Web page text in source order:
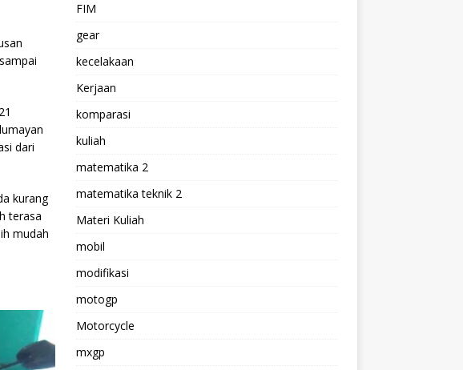
dari
kurang
terasa
mudah
FIM
gear
kecelakaan
Kerjaan
komparasi
kuliah
matematika 2
matematika teknik 2
Materi Kuliah
mobil
modifikasi
motogp
Motorcycle
mxgp